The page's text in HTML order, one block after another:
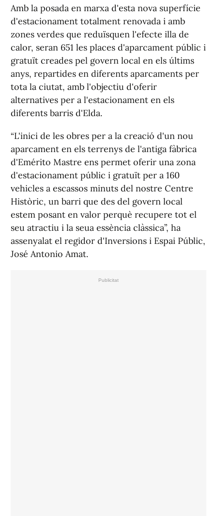
Amb la posada en marxa d'esta nova superfície
d'estacionament totalment renovada i amb
zones verdes que reduïsquen l'efecte illa de
calor, seran 651 les places d'aparcament públic i
gratuït creades pel govern local en els últims
anys, repartides en diferents aparcaments per
tota la ciutat, amb l'objectiu d'oferir
alternatives per a l'estacionament en els
diferents barris d'Elda.
“L'inici de les obres per a la creació d'un nou
aparcament en els terrenys de l'antiga fàbrica
d'Emérito Mastre ens permet oferir una zona
d'estacionament públic i gratuït per a 160
vehicles a escassos minuts del nostre Centre
Històric, un barri que des del govern local
estem posant en valor perquè recupere tot el
seu atractiu i la seua essència clàssica”, ha
assenyalat el regidor d'Inversions i Espai Públic,
José Antonio Amat.